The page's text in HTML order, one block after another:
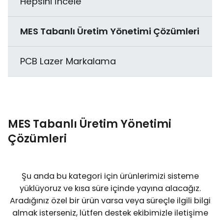
Yüksek Hızlandırılmış Termal Şok Testi
Otomatik Entegre Devre Programlama
Alt Sistemi
Ölçüm Cihazları ve İyonizasyon
EPA Organizasyonu
Duman Emme Sistemleri
Çubuk Lehim
Tel Lehim
Lehimleme ile İlgili Test Sistemleri
Krem Lehim Karıştırıcılar
MES Tabanlı Üretim Yönetimi Çözümleri
PCB Lazer Markalama
MES Tabanlı Üretim Yönetimi
Çözümleri
Şu anda bu kategori için ürünlerimizi sisteme
yüklüyoruz ve kısa süre içinde yayına alacağız.
Aradığınız özel bir ürün varsa veya süreçle ilgili bilgi
almak isterseniz, lütfen destek ekibimizle iletişime